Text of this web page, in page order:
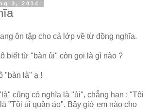
3, 2014
ôn tập cho cả lớp về từ đồng nghĩa.
biết từ "bàn ủi" còn gọi là gì nào ?
"bàn là" ạ !
cũng có nghĩa là "ủi", chẳng hạn : "Tôi
"Tôi ủi quần áo". Bây giờ em nào cho